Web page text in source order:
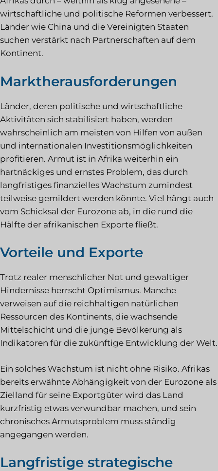
wirtschaftliche und politische Reformen verbessert.
Länder wie China und die Vereinigten Staaten
suchen verstärkt nach Partnerschaften auf dem
Kontinent.
Marktherausforderungen
Länder, deren politische und wirtschaftliche
Aktivitäten sich stabilisiert haben, werden
wahrscheinlich am meisten von Hilfen von außen
und internationalen Investitionsmöglichkeiten
profitieren. Armut ist in Afrika weiterhin ein
hartnäckiges und ernstes Problem, das durch
langfristiges finanzielles Wachstum zumindest
teilweise gemildert werden könnte. Viel hängt auch
vom Schicksal der Eurozone ab, in die rund die
Hälfte der afrikanischen Exporte fließt.
Vorteile und Exporte
Trotz realer menschlicher Not und gewaltiger
Hindernisse herrscht Optimismus. Manche
verweisen auf die reichhaltigen natürlichen
Ressourcen des Kontinents, die wachsende
Mittelschicht und die junge Bevölkerung als
Indikatoren für die zukünftige Entwicklung der Welt.
Ein solches Wachstum ist nicht ohne Risiko. Afrikas
bereits erwähnte Abhängigkeit von der Eurozone als
Zielland für seine Exportgüter wird das Land
kurzfristig etwas verwundbar machen, und sein
chronisches Armutsproblem muss ständig
angegangen werden.
Langfristige strategische